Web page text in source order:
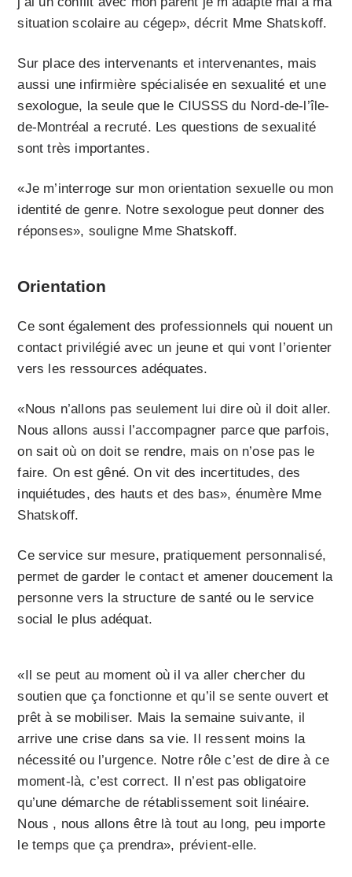
situation scolaire au cégep», décrit Mme Shatskoff.
Sur place des intervenants et intervenantes, mais
aussi une infirmière spécialisée en sexualité et une
sexologue, la seule que le CIUSSS du Nord-de-l’île-
de-Montréal a recruté. Les questions de sexualité
sont très importantes.
«Je m’interroge sur mon orientation sexuelle ou mon
identité de genre. Notre sexologue peut donner des
réponses», souligne Mme Shatskoff.
Orientation
Ce sont également des professionnels qui nouent un
contact privilégié avec un jeune et qui vont l’orienter
vers les ressources adéquates.
«Nous n’allons pas seulement lui dire où il doit aller.
Nous allons aussi l’accompagner parce que parfois,
on sait où on doit se rendre, mais on n’ose pas le
faire. On est gêné. On vit des incertitudes, des
inquiétudes, des hauts et des bas», énumère Mme
Shatskoff.
Ce service sur mesure, pratiquement personnalisé,
permet de garder le contact et amener doucement la
personne vers la structure de santé ou le service
social le plus adéquat.
«Il se peut au moment où il va aller chercher du
soutien que ça fonctionne et qu’il se sente ouvert et
prêt à se mobiliser. Mais la semaine suivante, il
arrive une crise dans sa vie. Il ressent moins la
nécessité ou l’urgence. Notre rôle c’est de dire à ce
moment-là, c’est correct. Il n’est pas obligatoire
qu’une démarche de rétablissement soit linéaire.
Nous , nous allons être là tout au long, peu importe
le temps que ça prendra», prévient-elle.